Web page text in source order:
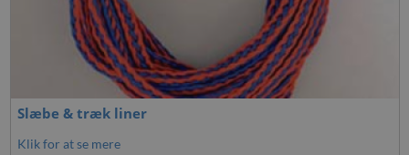
Slæbe & træk liner
Klik for at se mere